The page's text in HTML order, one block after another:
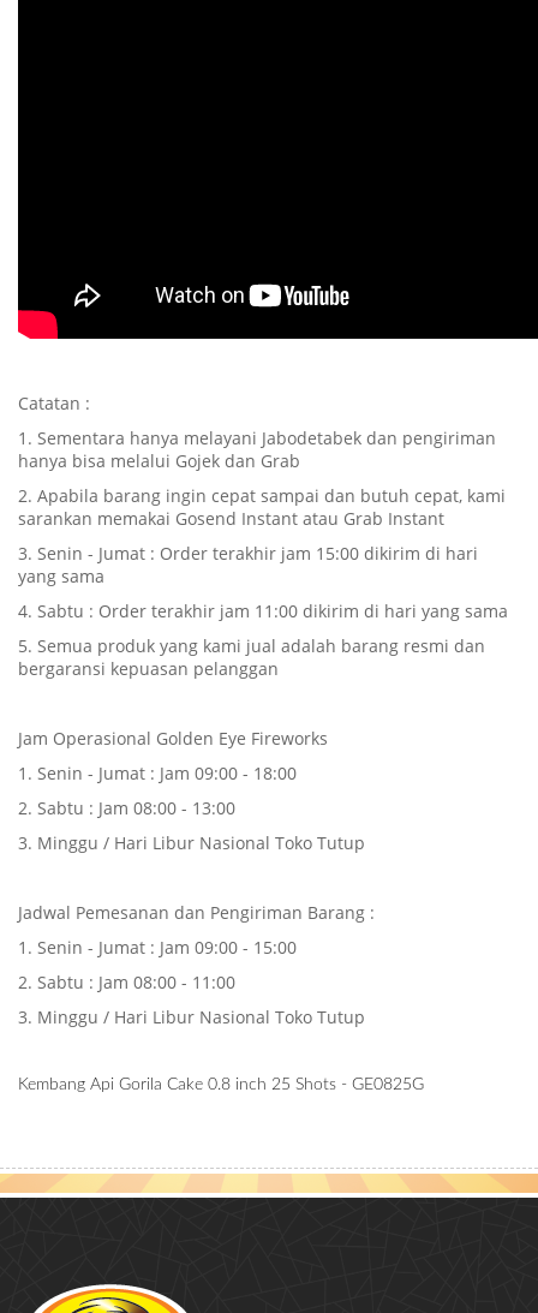
Catatan :
1. Sementara hanya melayani Jabodetabek dan pengiriman
hanya bisa melalui Gojek dan Grab
2. Apabila barang ingin cepat sampai dan butuh cepat, kami
sarankan memakai Gosend Instant atau Grab Instant
3. Senin - Jumat : Order terakhir jam 15:00 dikirim di hari
yang sama
4. Sabtu : Order terakhir jam 11:00 dikirim di hari yang sama
5. Semua produk yang kami jual adalah barang resmi dan
bergaransi kepuasan pelanggan
Jam Operasional Golden Eye Fireworks
1. Senin - Jumat : Jam 09:00 - 18:00
2. Sabtu : Jam 08:00 - 13:00
3. Minggu / Hari Libur Nasional Toko Tutup
Jadwal Pemesanan dan Pengiriman Barang :
1. Senin - Jumat : Jam 09:00 - 15:00
2. Sabtu : Jam 08:00 - 11:00
3. Minggu / Hari Libur Nasional Toko Tutup
Kembang Api Gorila Cake 0.8 inch 25 Shots - GE0825G